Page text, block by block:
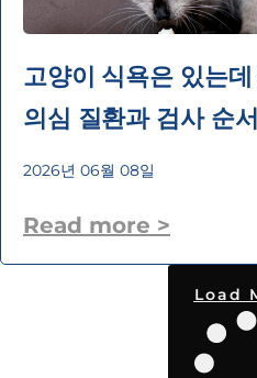
고양이 식욕은 있는
의심 질환과 검사 순서
2026년 06월 08일
Read more >
Load